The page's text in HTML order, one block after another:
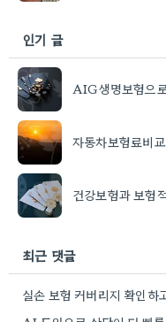
인기 글
AIG생명보험으
자동차보험료비
건강보험과 보험
최근 댓글